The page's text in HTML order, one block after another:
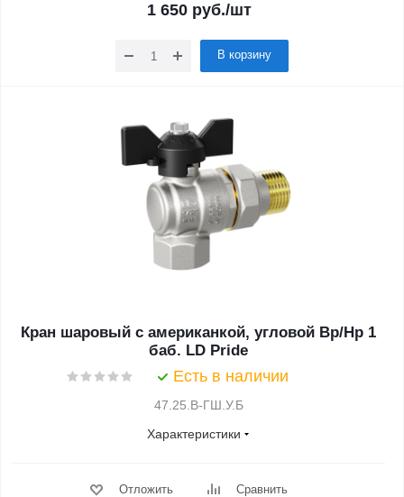
1 650руб./шт
В корзину
Кран шаровый с американкой, угловой Вр/Нр 1
баб. LD Pride
Есть в наличии
47.25.В-ГШ.У.Б
Характеристики
Отложить Сравнить